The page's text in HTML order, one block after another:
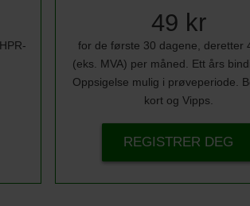
49 kr
for de første 30 dagene, deretter
(eks. MVA) per måned. Ett års
Oppsigelse mulig i prøveperiode.
kort og Vipps.
REGISTRER DEG